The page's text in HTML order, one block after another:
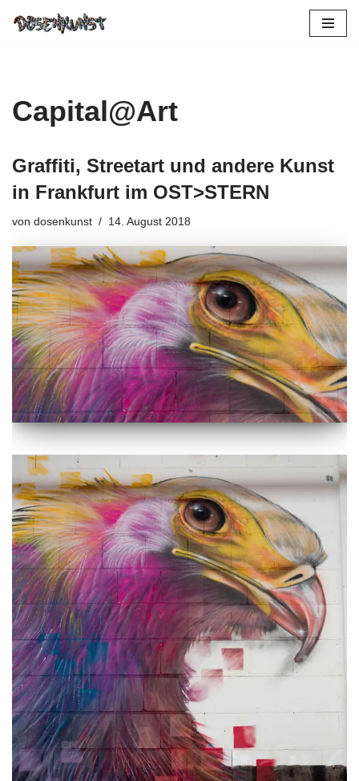
Capital@Art
Graffiti, Streetart und andere Kunst
in Frankfurt im OST>STERN
von dosenkunst 14. August 2018